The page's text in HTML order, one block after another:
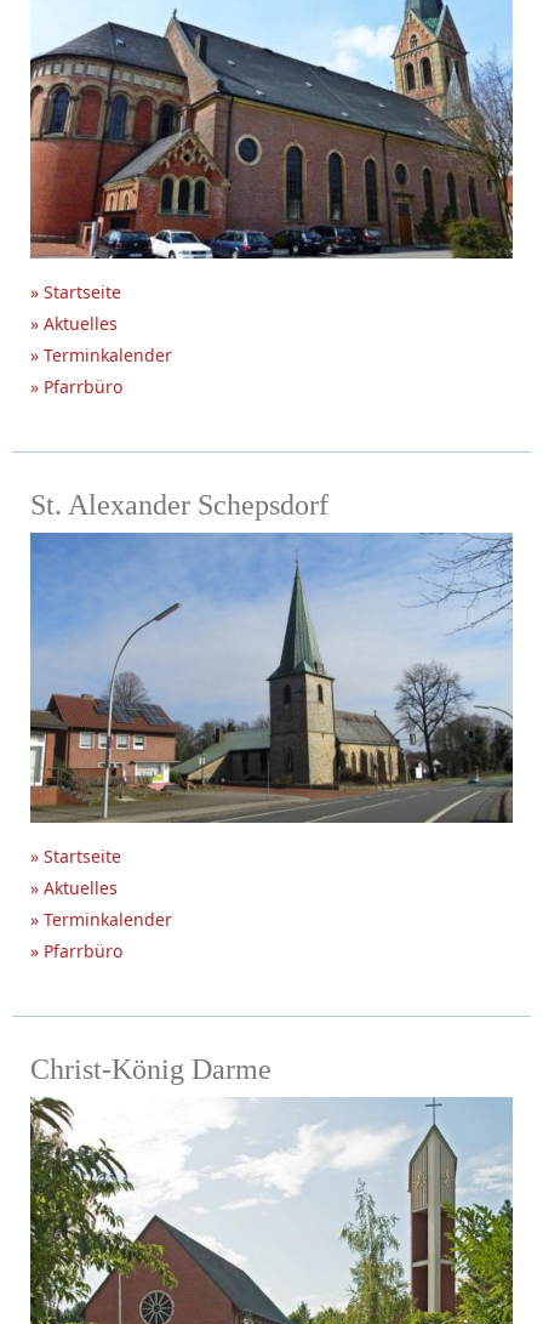
» Startseite
» Aktuelles
» Terminkalender
» Pfarrbüro
St. Alexander Schepsdorf
» Startseite
» Aktuelles
» Terminkalender
» Pfarrbüro
Christ-König Darme